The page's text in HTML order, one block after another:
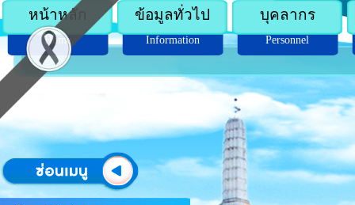
หน้าหลัก
Home
ข้อมูลทั่วไป
Information
บุคลากร
Personnel